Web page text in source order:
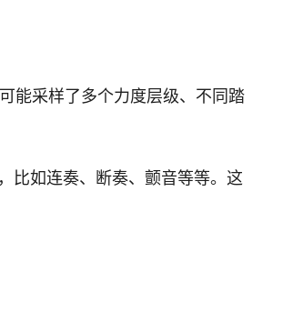
能采样了多个力度层级、不同踏
比如连奏、断奏、颤音等等。这